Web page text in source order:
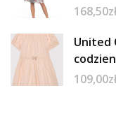
168,50zł
United
109,00zł